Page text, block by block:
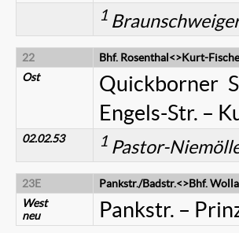
1
22
Bhf. Rosenthal<>Kurt-
Ost
Quickborner
Engels-Str. –
02.02.53 1 Pastor-
23E
Pankstr./Badstr.<>Bhf.
West
neu
Pankstr. –